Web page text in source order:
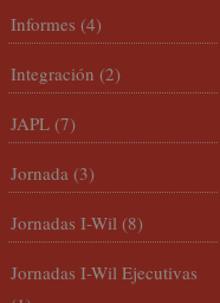
Informes (4)
Integración (2)
JAPL (7)
Jornada (3)
Jornadas I-Wil (8)
Jornadas I-Wil Ejecutivas